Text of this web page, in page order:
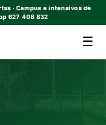
· Campus e intensivos de
627 408 832
☰